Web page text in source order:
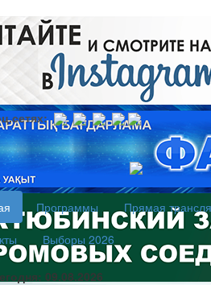
Программы
Прямая
Выборы 2026
09.08.2026